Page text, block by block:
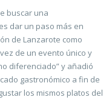
buscar una
dar un paso más en
de Lanzarote como
de un evento único y
diferenciado” y añadió
gastronómico a fin de
los mismos platos del